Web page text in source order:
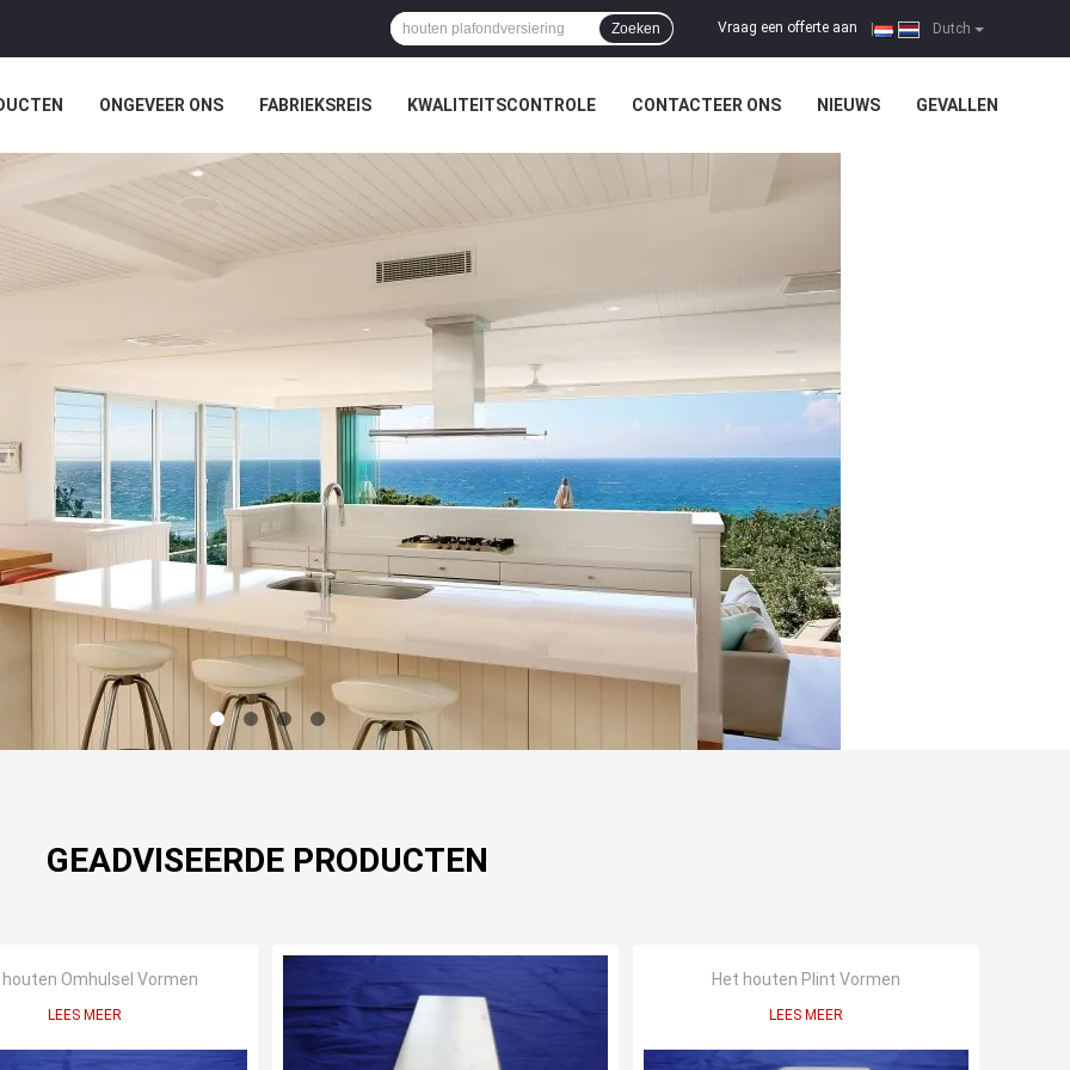
Dutch
Vraag een offerte aan
Zoeken
ONGEVEER ONS FABRIEKSREIS KWALITEITSCONTROLE CONTACTEER ONS NIEUWS GEVALLEN
GEADVISEERDE PRODUCTEN
Omhulsel Vormen
LEES MEER
Het houten Plint Vormen
LEES MEER